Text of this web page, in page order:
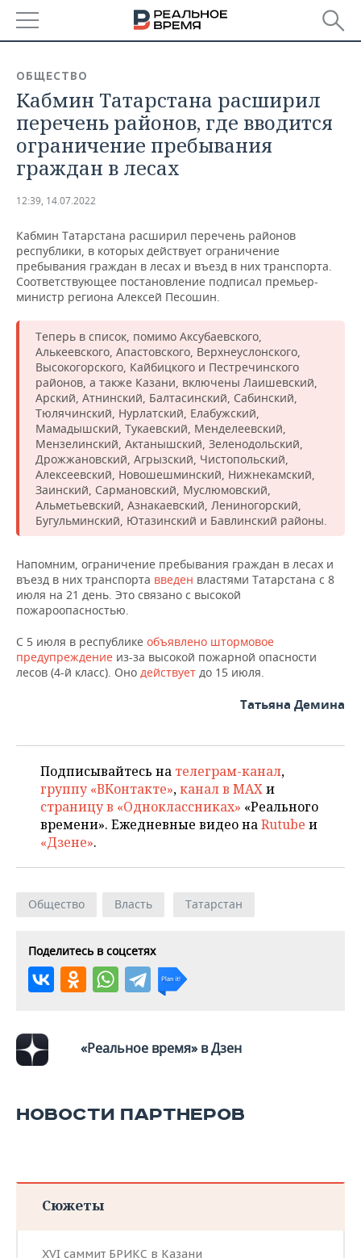
БАШКОРТОСТАН
ТАТАРСТАН
УДМУРТИЯ
НОВОСТИ
АНАЛИТИКА
НОВОСТИ АНАЛИТИКИ
ДЕКЛАРАЦИИ О ДОХОДАХ
КОРОЛИ ГОСЗАКАЗА ПФО
ВУЗЫ ТАТАРСТАНА
КОМУ ПРИНАДЛЕЖАТ
ТОРГОВЫЕ ЦЕНТРЫ
ТАТАРСТАНА
ЭКОНОМИКА
НОВОСТИ ЭКОНОМИКИ
ФИНАНСЫ
БАНКИ
БЮДЖЕТ
ИНВЕСТИЦИИ
ПРОМЫШЛЕННОСТЬ
НОВОСТИ
ПРОМЫШЛЕННОСТИ
АГРОПРОМ
МАШИНОСТРОЕНИЕ
НЕФТЕХИМИЯ
НЕФТЬ
ОПК
ЭНЕРГЕТИКА
НЕДВИЖИМОСТЬ
НОВОСТИ НЕДВИЖИМОСТИ
АВТО
НОВОСТИ АВТО
БИЗНЕС
НОВОСТИ БИЗНЕСА
РОЗНИЧНАЯ ТОРГОВЛЯ
ТРАНСПОРТ
УСЛУГИ
ТЕХНОЛОГИИ
НОВОСТИ ТЕХНОЛОГИЙ
МЕДИА
ТЕЛЕКОММУНИКАЦИИ
МЕРОПРИЯТИЯ
НОВОСТИ МЕРОПРИЯТИЙ
ВЫЕЗДНАЯ РЕДАКЦИЯ
БИЗНЕС-БРАНЧИ
ONLINE-КОНФЕРЕНЦИИ
ОТКРЫТАЯ ЛЕКЦИЯ
СПОРТ
НОВОСТИ СПОРТА
ФУТБОЛ
ХОККЕЙ
БАСКЕТБОЛ
ВОЛЕЙБОЛ
КИБЕРСПОРТ
ХОККЕЙ С МЯЧОМ
ОБЩЕСТВО
НОВОСТИ ОБЩЕСТВА
ВЛАСТЬ
ИНФРАСТРУКТУРА
ИСТОРИЯ
КУЛЬТУРА
ПРОИСШЕСТВИЯ
ФОТОГАЛЕРЕЯ
СЮЖЕТЫ
СПРАВОЧНИК
СПИСОК ПЕРСОН
СПИСОК КОМПАНИЙ
ПОЛНАЯ ВЕРСИЯ
ОБЩЕСТВО
Кабмин Татарстана расширил
перечень районов, где вводится
ограничение пребывания
граждан в лесах
12:39, 14.07.2022
Кабмин Татарстана расширил перечень районов
республики, в которых действует ограничение
пребывания граждан в лесах и въезд в них транспорта.
Соответствующее постановление подписал премьер-
министр региона Алексей Песошин.
Теперь в список, помимо Аксубаевского,
Алькеевского, Апастовского, Верхнеуслонского,
Высокогорского, Кайбицкого и Пестречинского
районов, а также Казани, включены Лаишевский,
Арский, Атнинский, Балтасинский, Сабинский,
Тюлячинский, Нурлатский, Елабужский,
Мамадышский, Тукаевский, Менделеевский,
Мензелинский, Актанышский, Зеленодольский,
Дрожжановский, Агрызский, Чистопольский,
Алексеевский, Новошешминский, Нижнекамский,
Заинский, Сармановский, Муслюмовский,
Альметьевский, Азнакаевский, Лениногорский,
Бугульминский, Ютазинский и Бавлинский районы.
Напомним, ограничение пребывания граждан в лесах и
въезд в них транспорта введен властями Татарстана с 8
июля на 21 день. Это связано с высокой
пожароопасностью.
С 5 июля в республике объявлено штормовое
предупреждение из-за высокой пожарной опасности
лесов (4-й класс). Оно действует до 15 июля.
Татьяна Демина
Подписывайтесь на телеграм-канал,
группу «ВКонтакте»,канал в MAXи
страницу в «Одноклассниках» «Реального
времени». Ежедневные видео наRutube и
«Дзене».
Общество Власть Татарстан
Поделитесь в соцсетях
«Реальное время» в Дзен
НОВОСТИ ПАРТНЕРОВ
Сюжеты
XVI саммит БРИКС в Казани